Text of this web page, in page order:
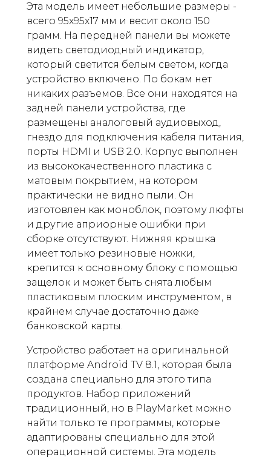
Эта модель имеет небольшие размеры -
всего 95x95x17 мм и весит около 150
грамм. На передней панели вы можете
видеть светодиодный индикатор,
который светится белым светом, когда
устройство включено. По бокам нет
никаких разъемов. Все они находятся на
задней панели устройства, где
размещены аналоговый аудиовыход,
гнездо для подключения кабеля питания,
порты HDMI и USB 2.0. Корпус выполнен
из высококачественного пластика с
матовым покрытием, на котором
практически не видно пыли. Он
изготовлен как моноблок, поэтому люфты
и другие априорные ошибки при
сборке отсутствуют. Нижняя крышка
имеет только резиновые ножки,
крепится к основному блоку с помощью
защелок и может быть снята любым
пластиковым плоским инструментом, в
крайнем случае достаточно даже
банковской карты.
Устройство работает на оригинальной
платформе Android TV 8.1, которая была
создана специально для этого типа
продуктов. Набор приложений
традиционный, но в PlayMarket можно
найти только те программы, которые
адаптированы специально для этой
операционной системы. Эта модель